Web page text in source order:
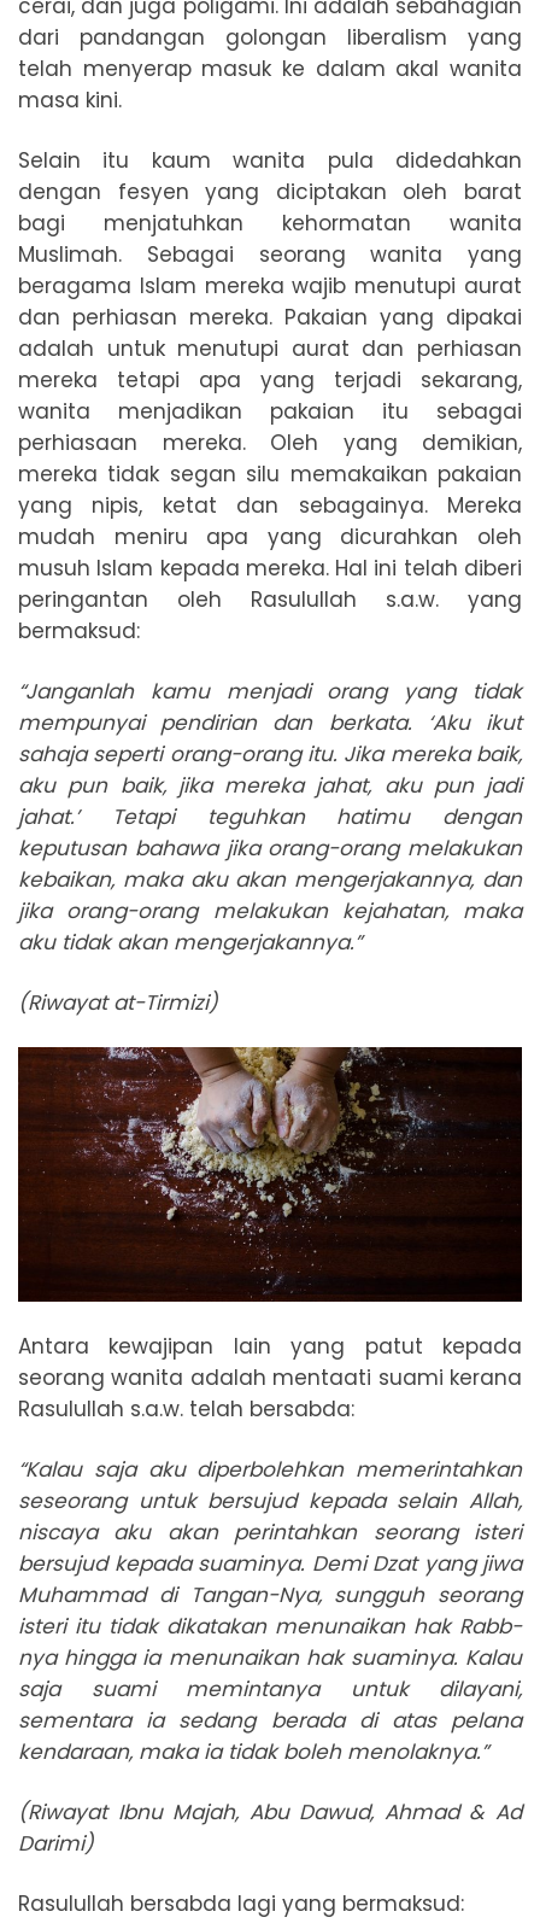
cerai, dan juga poligami. Ini adalah sebahagian
dari pandangan golongan liberalism yang
telah menyerap masuk ke dalam akal wanita
masa kini.
Selain itu kaum wanita pula didedahkan
dengan fesyen yang diciptakan oleh barat
bagi menjatuhkan kehormatan wanita
Muslimah. Sebagai seorang wanita yang
beragama Islam mereka wajib menutupi aurat
dan perhiasan mereka. Pakaian yang dipakai
adalah untuk menutupi aurat dan perhiasan
mereka tetapi apa yang terjadi sekarang,
wanita menjadikan pakaian itu sebagai
perhiasaan mereka. Oleh yang demikian,
mereka tidak segan silu memakaikan pakaian
yang nipis, ketat dan sebagainya. Mereka
mudah meniru apa yang dicurahkan oleh
musuh Islam kepada mereka. Hal ini telah diberi
peringantan oleh Rasulullah s.a.w. yang
bermaksud:
“Janganlah kamu menjadi orang yang tidak
mempunyai pendirian dan berkata. ‘Aku ikut
sahaja seperti orang-orang itu. Jika mereka baik,
aku pun baik, jika mereka jahat, aku pun jadi
jahat.’ Tetapi teguhkan hatimu dengan
keputusan bahawa jika orang-orang melakukan
kebaikan, maka aku akan mengerjakannya, dan
jika orang-orang melakukan kejahatan, maka
aku tidak akan mengerjakannya.”
(Riwayat at-Tirmizi)
Antara kewajipan lain yang patut kepada
seorang wanita adalah mentaati suami kerana
Rasulullah s.a.w. telah bersabda:
“Kalau saja aku diperbolehkan memerintahkan
seseorang untuk bersujud kepada selain Allah,
niscaya aku akan perintahkan seorang isteri
bersujud kepada suaminya. Demi Dzat yang jiwa
Muhammad di Tangan-Nya, sungguh seorang
isteri itu tidak dikatakan menunaikan hak Rabb-
nya hingga ia menunaikan hak suaminya. Kalau
saja suami memintanya untuk dilayani,
sementara ia sedang berada di atas pelana
kendaraan, maka ia tidak boleh menolaknya.”
(Riwayat Ibnu Majah, Abu Dawud, Ahmad & Ad
Darimi)
Rasulullah bersabda lagi yang bermaksud: